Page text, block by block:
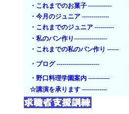
・これまでのお菓子 ------------
・今月のジュニア --------------
・これまでのジュニア ----------
・私のパン作り-----------------
・これまでの私のパン作り ------
・ブログ ----------------------
・野口料理学園案内 -----------
☆講演を承ります -------------